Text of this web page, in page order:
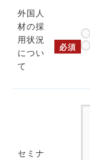
外国人
材の採
用状況
につい
て
必須
セミナ